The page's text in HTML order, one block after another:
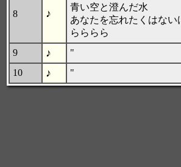
8 ♪
青い空と澄んだ水
あなたを忘れたくはない
らららら
9
♪
"
10
♪ "